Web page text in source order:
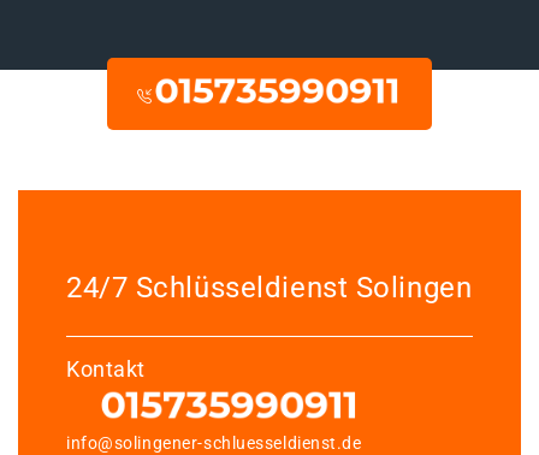
24/7 Schlüsseldienst Solingen
Kontakt
info@solingener-schluesseldienst.de